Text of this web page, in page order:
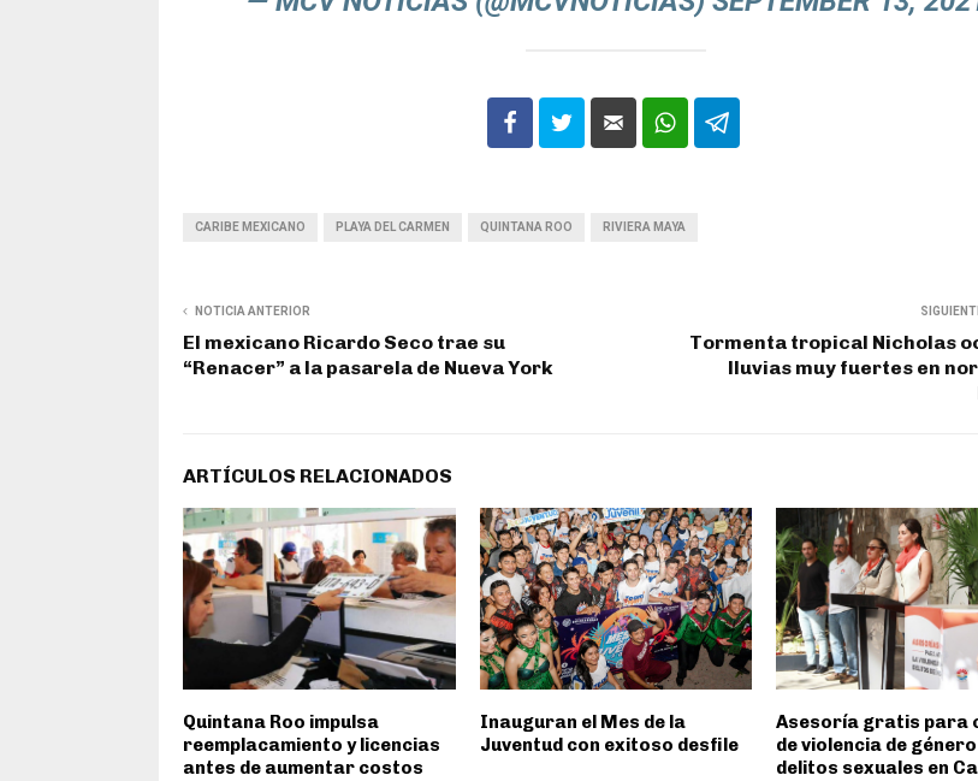
CARIBE MEXICANO PLAYA DEL CARMEN QUINTANA ROO RIVIERA MAYA
NOTICIA ANTERIOR
El mexicano Ricardo Seco trae su
“Renacer” a la pasarela de Nueva York
Tormenta tropical Nicholas
lluvias muy fuertes en
ARTÍCULOS RELACIONADOS
Quintana Roo impulsa
reemplacamiento y licencias
antes de aumentar costos
Inauguran el Mes de la
Juventud con exitoso desfile
Asesoría gratis para
de violencia de
delitos sexuales en